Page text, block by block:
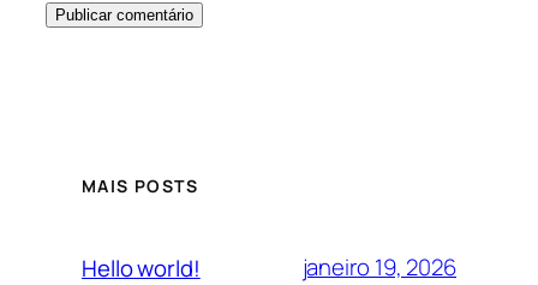
MAIS POSTS
Hello world! janeiro 19, 2026